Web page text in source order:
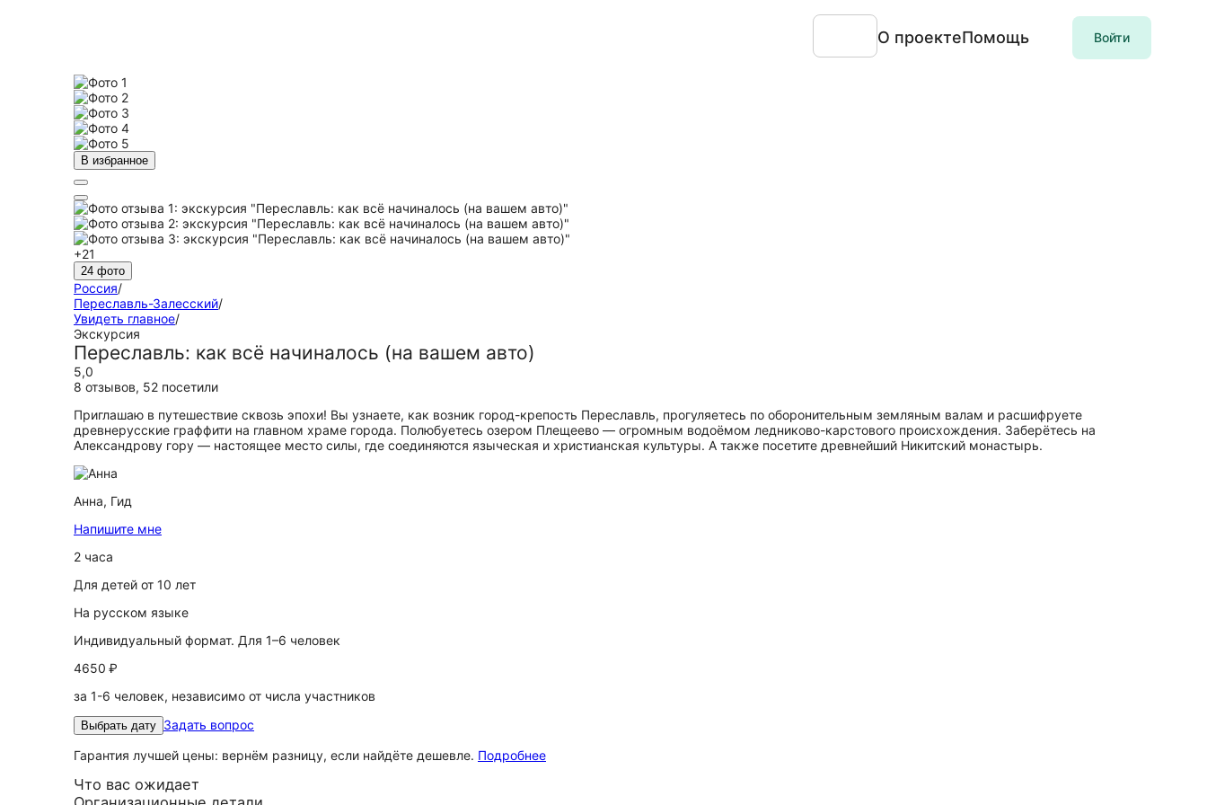
О проектеПомощь Войти
В избранное
+21
24 фото
Россия/
Переславль-Залесский/
Увидеть главное/
Экскурсия
Переславль: как всё начиналось (на вашем авто)
5,0
8 отзывов, 52 посетили
Приглашаю в путешествие сквозь эпохи! Вы узнаете, как возник город-крепость Переславль, прогуляетесь по оборонительным земляным валам и расшифруете
древнерусские граффити на главном храме города. Полюбуетесь озером Плещеево — огромным водоёмом ледниково-карстового происхождения. Заберётесь на
Александрову гору — настоящее место силы, где соединяются языческая и христианская культуры. А также посетите древнейший Никитский монастырь.
Анна, Гид
Напишите мне
2 часа
Для детей от 10 лет
На русском языке
Индивидуальный формат. Для 1–6 человек
4650 ₽
за 1-6 человек, независимо от числа участников
Выбрать дату Задать вопрос
Гарантия лучшей цены: вернём разницу, если найдёте дешевле. Подробнее
Что вас ожидает